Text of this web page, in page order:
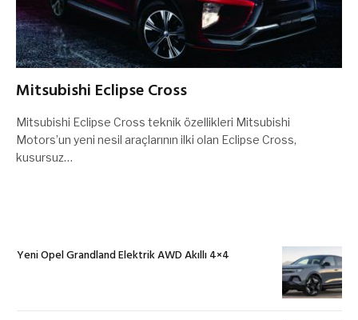
Mitsubishi Eclipse Cross
Mitsubishi Eclipse Cross teknik özellikleri Mitsubishi
Motors’un yeni nesil araçlarının ilki olan Eclipse Cross,
kusursuz…
Yeni Opel Grandland Elektrik AWD Akıllı 4×4